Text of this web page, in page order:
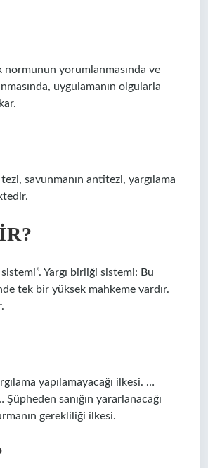
normunun yorumlanmasında ve
uygulamanın olgularla
savunmanın antitezi, yargılama
Yargı birliği sistemi: Bu
tek bir yüksek mahkeme vardır.
yapılamayacağı ilkesi. …
sanığın yararlanacağı
gerekliliği ilkesi.